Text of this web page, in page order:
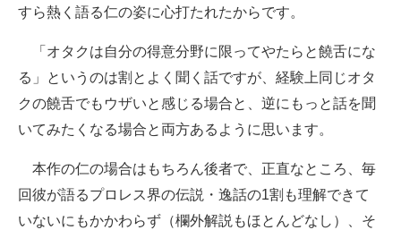
すら熱く語る仁の姿に心打たれたからです。
「オタクは自分の得意分野に限ってやたらと饒舌にな
る」というのは割とよく聞く話ですが、経験上同じオタ
クの饒舌でもウザいと感じる場合と、逆にもっと話を聞
いてみたくなる場合と両方あるように思います。
本作の仁の場合はもちろん後者で、正直なところ、毎
回彼が語るプロレス界の伝説・逸話の1割も理解できて
いないにもかかわらず（欄外解説もほとんどなし）、そ